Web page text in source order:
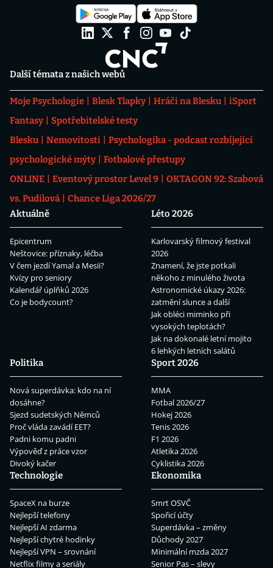
Další témata z našich webů
Moje Psychologie Blesk Tlapky Hráči na Blesku
iSport
Fantasy
Spotřebitelské testy
Blesku
Nemovitosti
Psychologika - podcast rozbíjející
psychologické mýty
Fotbalové přestupy
ONLINE
Eventový prostor Level 9
OKTAGON 92: Szabová
vs. Pudilová
Chance Liga 2026/27
Aktuálně
Epicentrum
Neštovice: příznaky, léčba
V čem jezdí Yamal a Mesii?
Kvízy pro seniory
Kalendář úplňků 2026
Co je bodycount?
Léto 2026
Karlovarský filmový festival
2026
Znamení, že jste potkali
někoho z minulého života
Astronomické úkazy 2026:
zatmění slunce a další
Jak obléci miminko při
vysokých teplotách?
Jak na dokonalé letní mojito
6 lehkých letních salátů
Politika
Nová superdávka: kdo na ní
dosáhne?
Sjezd sudetských Němců
Proč vláda zavádí EET?
Padni komu padni
Výpověď z práce vzor
Divoký kačer
Sport 2026
MMA
Fotbal 2026/27
Hokej 2026
Tenis 2026
F1 2026
Atletika 2026
Cyklistika 2026
Technologie
SpaceX na burze
Nejlepší telefony
Nejlepší AI zdarma
Nejlepší chytré hodinky
Nejlepší VPN – srovnání
Netflix filmy a seriály
Ekonomika
Smrt OSVČ
Spořicí účty
Superdávka – změny
Důchody 2027
Minimální mzda 2027
Senior Pas – slevy